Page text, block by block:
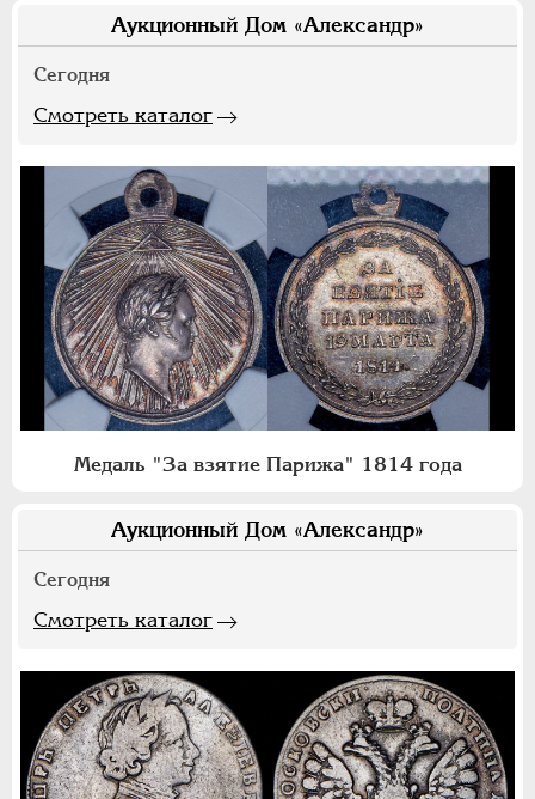
Аукционный Дом «Александр»
Сегодня
Смотреть каталог
Медаль "За взятие Парижа" 1814 года
Аукционный Дом «Александр»
Сегодня
Смотреть каталог